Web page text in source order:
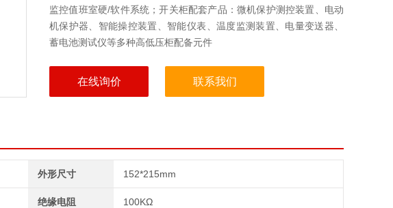
监控值班室硬/软件系统；开关柜配套产品：微机保护测控装置、电动
机保护器、智能操控装置、智能仪表、温度监测装置、电量变送器、
蓄电池测试仪等多种高低压柜配备元件
在线询价 联系我们
外形尺寸 152*215mm
绝缘电阻 100KΩ